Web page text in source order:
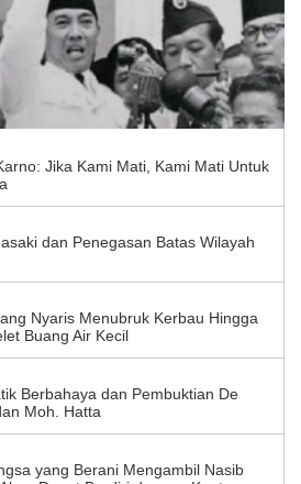
Jika Kami Mati, Kami Mati Untuk
dan Penegasan Batas Wilayah
Nyaris Menubruk Kerbau Hingga
Buang Air Kecil
Berbahaya dan Pembuktian De
Moh. Hatta
yang Berani Mengambil Nasib